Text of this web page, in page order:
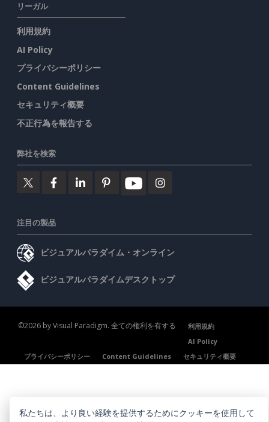
リーガル
利用規約
AI Policy
プライバシーポリシー
Content Guidelines
セキュリティ概要
不正行為を報告する
弊社を検索
注目の製品
ビジュアルパラダイム・オンライン
ビジュアルパラダイムデスクトップ
©2026 by Visual Paradigm. 全ての権利を有する
利用規約
AI Policy
プライバシーポリシー
Content Guidelines セキュリティ概要
私たちは、より良い経験を提供するためにクッキーを使用して